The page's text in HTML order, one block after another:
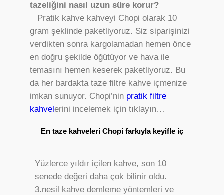
tazeliğini nasıl uzun süre korur?
Pratik kahve kahveyi Chopi olarak 10
gram şeklinde paketliyoruz. Siz siparişinizi
verdikten sonra kargolamadan hemen önce
en doğru şekilde öğütüyor ve hava ile
temasını hemen keserek paketliyoruz. Bu
da her bardakta taze filtre kahve içmenize
imkan sunuyor. Chopi’nin pratik filtre
kahvelerini incelemek için tıklayın…
En taze kahveleri Chopi farkıyla keyifle iç
Yüzlerce yıldır içilen kahve, son 10
senede değeri daha çok bilinir oldu.
3.nesil kahve demleme yöntemleri ve